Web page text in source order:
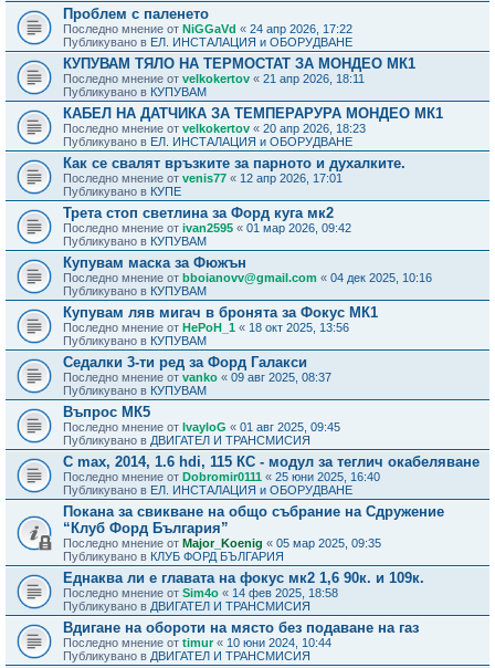
Проблем с паленето
Последно мнение от NiGGaVd « 24 апр 2026, 17:22
Публикувано в ЕЛ. ИНСТАЛАЦИЯ и ОБОРУДВАНЕ
КУПУВАМ ТЯЛО НА ТЕРМОСТАТ ЗА МОНДЕО МК1
Последно мнение от velkokertov « 21 апр 2026, 18:11
Публикувано в КУПУВАМ
КАБЕЛ НА ДАТЧИКА ЗА ТЕМПЕРАРУРА МОНДЕО МК1
Последно мнение от velkokertov « 20 апр 2026, 18:23
Публикувано в ЕЛ. ИНСТАЛАЦИЯ и ОБОРУДВАНЕ
Как се свалят връзките за парното и духалките.
Последно мнение от venis77 « 12 апр 2026, 17:01
Публикувано в КУПЕ
Трета стоп светлина за Форд куга мк2
Последно мнение от ivan2595 « 01 мар 2026, 09:42
Публикувано в КУПУВАМ
Купувам маска за Фюжън
Последно мнение от bboianovv@gmail.com « 04 дек 2025, 10:16
Публикувано в КУПУВАМ
Купувам ляв мигач в бронята за Фокус МК1
Последно мнение от HePoH_1 « 18 окт 2025, 13:56
Публикувано в КУПУВАМ
Седалки 3-ти ред за Форд Галакси
Последно мнение от vanko « 09 авг 2025, 08:37
Публикувано в КУПУВАМ
Въпрос МК5
Последно мнение от IvayloG « 01 авг 2025, 09:45
Публикувано в ДВИГАТЕЛ И ТРАНСМИСИЯ
C max, 2014, 1.6 hdi, 115 КС - модул за теглич окабеляване
Последно мнение от Dobromir0111 « 25 юни 2025, 16:40
Публикувано в ЕЛ. ИНСТАЛАЦИЯ и ОБОРУДВАНЕ
Покана за свикване на общо събрание на Сдружение
“Клуб Форд България”
Последно мнение от Major_Koenig « 05 мар 2025, 09:35
Публикувано в КЛУБ ФОРД БЪЛГАРИЯ
Еднаква ли е главата на фокус мк2 1,6 90к. и 109к.
Последно мнение от Sim4o « 14 фев 2025, 18:58
Публикувано в ДВИГАТЕЛ И ТРАНСМИСИЯ
Вдигане на обороти на място без подаване на газ
Последно мнение от timur« 10 юни 2024, 10:44
Публикувано в ДВИГАТЕЛ И ТРАНСМИСИЯ